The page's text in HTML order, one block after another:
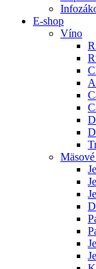
E-shop
Víno